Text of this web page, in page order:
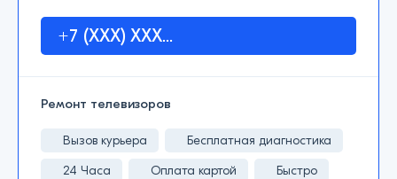
+7 (XXX) XXX...
Ремонт телевизоров
Вызов курьера
Бесплатная диагностика
24 Часа
Оплата картой Быстро